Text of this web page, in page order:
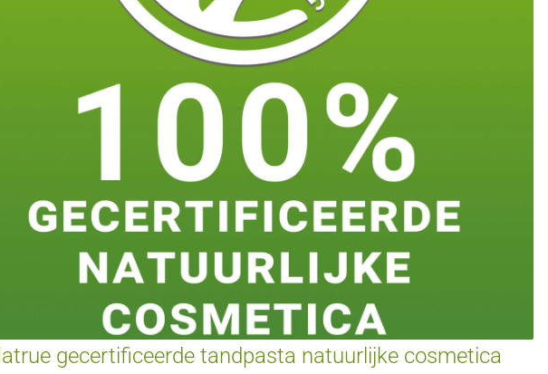
gecertificeerde tandpasta natuurlijke cosmetica